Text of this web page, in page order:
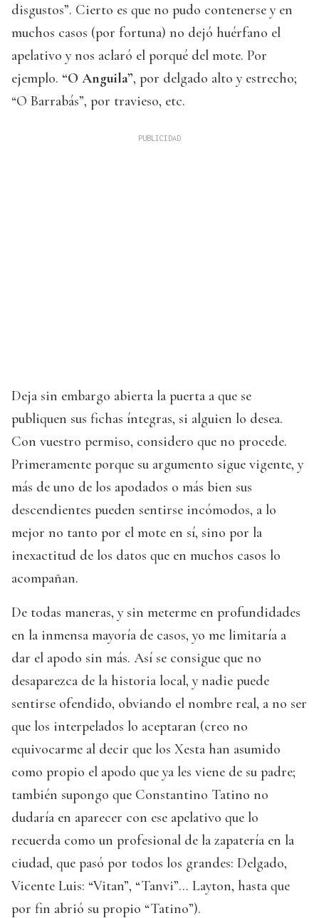
disgustos”. Cierto es que no pudo contenerse y en
muchos casos (por fortuna) no dejó huérfano el
apelativo y nos aclaró el porqué del mote. Por
ejemplo. “O Anguila”, por delgado alto y estrecho;
“O Barrabás”, por travieso, etc.
Deja sin embargo abierta la puerta a que se
publiquen sus fichas íntegras, si alguien lo desea.
Con vuestro permiso, considero que no procede.
Primeramente porque su argumento sigue vigente, y
más de uno de los apodados o más bien sus
descendientes pueden sentirse incómodos, a lo
mejor no tanto por el mote en sí, sino por la
inexactitud de los datos que en muchos casos lo
acompañan.
De todas maneras, y sin meterme en profundidades
en la inmensa mayoría de casos, yo me limitaría a
dar el apodo sin más. Así se consigue que no
desaparezca de la historia local, y nadie puede
sentirse ofendido, obviando el nombre real, a no ser
que los interpelados lo aceptaran (creo no
equivocarme al decir que los Xesta han asumido
como propio el apodo que ya les viene de su padre;
también supongo que Constantino Tatino no
dudaría en aparecer con ese apelativo que lo
recuerda como un profesional de la zapatería en la
ciudad, que pasó por todos los grandes: Delgado,
Vicente Luis: “Vitan”, “Tanvi”... Layton, hasta que
por fin abrió su propio “Tatino”).